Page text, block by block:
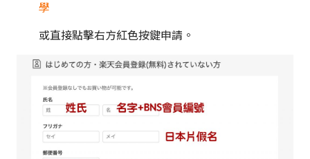
學
或直接點擊右方紅色按鍵申請。